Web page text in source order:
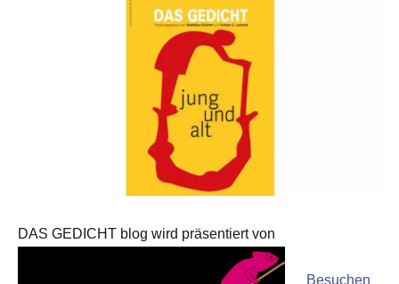
DAS GEDICHT blog wird präsentiert von
Besuchen